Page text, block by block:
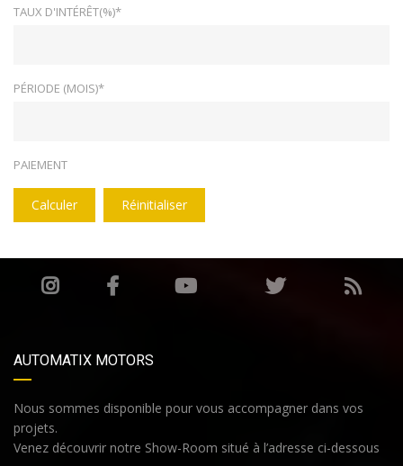
TAUX D'INTÉRÊT(%)*
PÉRIODE (MOIS)*
PAIEMENT
Calculer Réinitialiser
AUTOMATIX MOTORS
Nous sommes disponible pour vous accompagner dans vos
projets.
Venez découvrir notre Show-Room situé à l’adresse ci-dessous